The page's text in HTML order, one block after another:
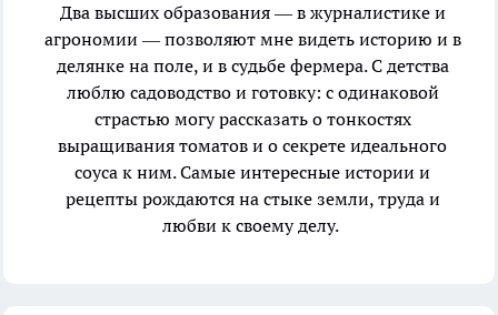
Два высших образования — в журналистике и
агрономии — позволяют мне видеть историю и в
делянке на поле, и в судьбе фермера. С детства
люблю садоводство и готовку: с одинаковой
страстью могу рассказать о тонкостях
выращивания томатов и о секрете идеального
соуса к ним. Самые интересные истории и
рецепты рождаются на стыке земли, труда и
любви к своему делу.